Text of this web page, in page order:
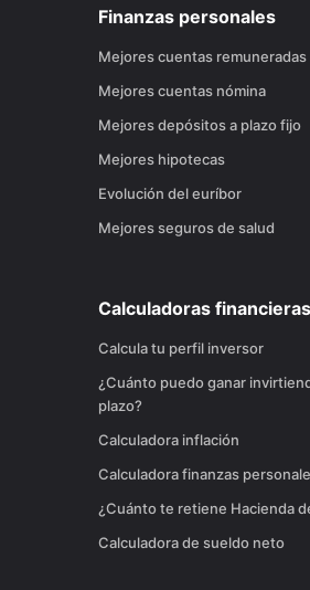
Finanzas personales
Mejores cuentas remuneradas
Mejores cuentas nómina
Mejores depósitos a plazo fijo
Mejores hipotecas
Evolución del euríbor
Mejores seguros de salud
Calculadoras financieras
Calcula tu perfil inversor
¿Cuánto puedo ganar
plazo?
Calculadora inflación
Calculadora finanzas
¿Cuánto te retiene Hacienda
Calculadora de sueldo neto